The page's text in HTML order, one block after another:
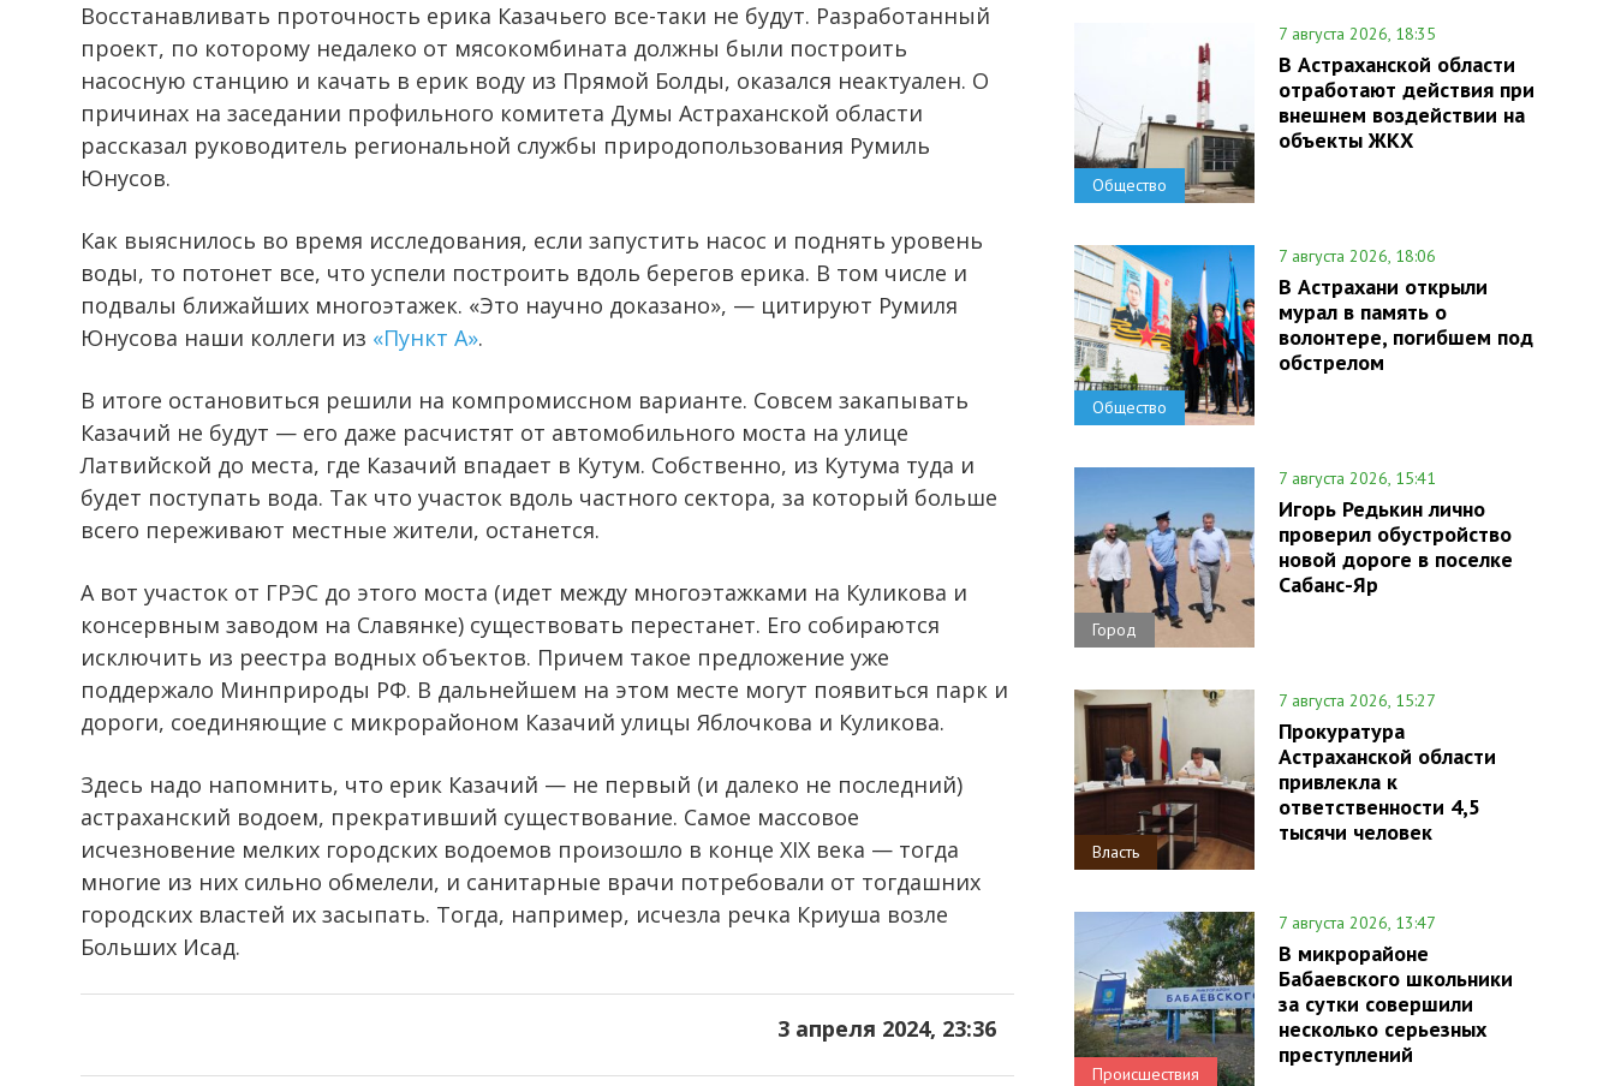
Восстанавливать проточность ерика Казачьего все-таки не будут. Разработанный
проект, по которому недалеко от мясокомбината должны были построить
насосную станцию и качать в ерик воду из Прямой Болды, оказался неактуален. О
причинах на заседании профильного комитета Думы Астраханской области
рассказал руководитель региональной службы природопользования Румиль
Юнусов.
Как выяснилось во время исследования, если запустить насос и поднять уровень
воды, то потонет все, что успели построить вдоль берегов ерика. В том числе и
подвалы ближайших многоэтажек. «Это научно доказано», — цитируют Румиля
Юнусова наши коллеги из «Пункт А».
В итоге остановиться решили на компромиссном варианте. Совсем закапывать
Казачий не будут — его даже расчистят от автомобильного моста на улице
Латвийской до места, где Казачий впадает в Кутум. Собственно, из Кутума туда и
будет поступать вода. Так что участок вдоль частного сектора, за который больше
всего переживают местные жители, останется.
А вот участок от ГРЭС до этого моста (идет между многоэтажками на Куликова и
консервным заводом на Славянке) существовать перестанет. Его собираются
исключить из реестра водных объектов. Причем такое предложение уже
поддержало Минприроды РФ. В дальнейшем на этом месте могут появиться парк и
дороги, соединяющие с микрорайоном Казачий улицы Яблочкова и Куликова.
Здесь надо напомнить, что ерик Казачий — не первый (и далеко не последний)
астраханский водоем, прекративший существование. Самое массовое
исчезновение мелких городских водоемов произошло в конце XIX века — тогда
многие из них сильно обмелели, и санитарные врачи потребовали от тогдашних
городских властей их засыпать. Тогда, например, исчезла речка Криуша возле
Больших Исад.
3 апреля 2024, 23:36
Общество
7 августа 2026, 18:35
В Астраханской области
отработают действия при
внешнем воздействии на
объекты ЖКХ
Общество
7 августа 2026, 18:06
В Астрахани открыли
мурал в память о
волонтере, погибшем под
обстрелом
Город
7 августа 2026, 15:41
Игорь Редькин лично
проверил обустройство
новой дороге в поселке
Сабанс-Яр
Власть
7 августа 2026, 15:27
Прокуратура
Астраханской области
привлекла к
ответственности 4,5
тысячи человек
Происшествия
7 августа 2026, 13:47
В микрорайоне
Бабаевского школьники
за сутки совершили
несколько серьезных
преступлений